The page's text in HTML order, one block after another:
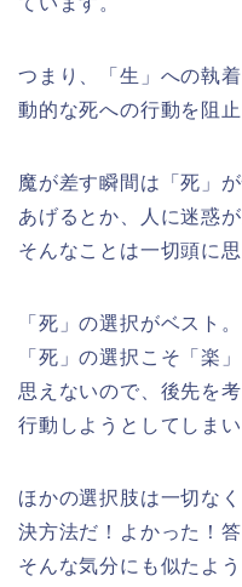
つまり、「生」への執
動的な死への行動を阻
魔が差す瞬間は「死」
あげるとか、人に迷惑
そんなことは一切頭に
「死」の選択がベスト。
「死」の選択こそ「楽
思えないので、後先を
行動しようとしてしまい
ほかの選択肢は一切な
決方法だ！よかった！答
そんな気分にも似たよ